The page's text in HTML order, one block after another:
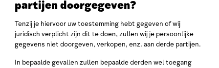
partijen doorgegeven?
Tenzij je hiervoor uw toestemming hebt gegeven of wij
juridisch verplicht zijn dit te doen, zullen wij je persoonlijke
gegevens niet doorgeven, verkopen, enz. aan derde partijen.
In bepaalde gevallen zullen bepaalde derden wel toegang